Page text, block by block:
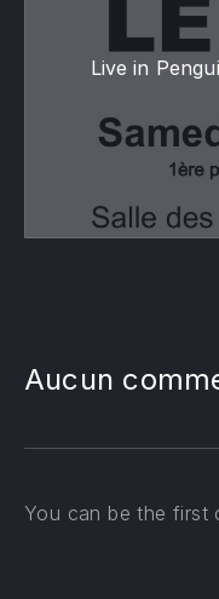
Live in
Aucun
You can be the first